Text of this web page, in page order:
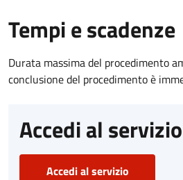
Tempi e scadenze
Durata massima del procedimento
conclusione del procedimento è
Accedi al servizio
Accedi al servizio